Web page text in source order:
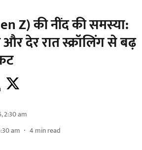
Z) की नींद की समस्या:
देर रात स्क्रॉलिंग से बढ़
2:30 am
am 4 min read